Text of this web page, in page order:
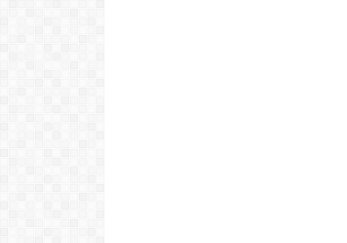
GIÁM
(đã
Võ Văn